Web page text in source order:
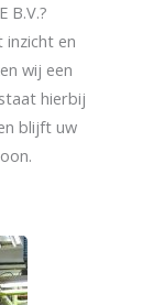
B.V.?
inzicht en
wij een
hierbij
blijft uw